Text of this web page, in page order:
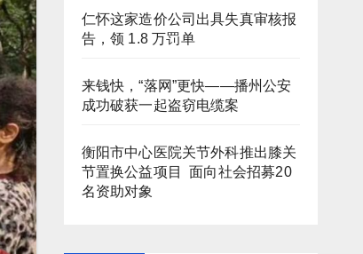
仁怀这家造价公司出具失真审核报
告，领 1.8 万罚单
来钱快，“落网”更快——播州公安
成功破获一起盗窃电缆案
衡阳市中心医院关节外科推出膝关
节置换公益项目 面向社会招募20
名资助对象